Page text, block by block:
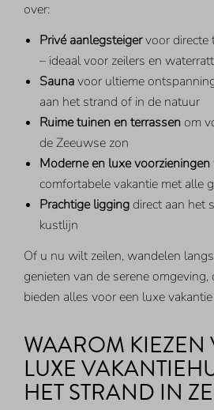
over:
Privé aanlegsteigervoor directe
– ideaal voor zeilers en
Saunavoor ultieme
aan het strand of in de natuur
Ruime tuinen en terrassen om
de Zeeuwse zon
Moderne en luxe voorzieningen
comfortabele vakantie met alle
Prachtige ligging direct aan het
kustlijn
Of u nu wilt zeilen, wandelen
genieten van de serene omgeving,
bieden alles voor een luxe
WAAROM KIEZEN
LUXE
HET STRAND IN